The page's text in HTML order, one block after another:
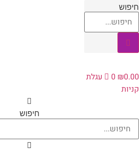
דלג
לתוכן
חיפוש
₪0.00
0
עגלת
קניות
חיפוש